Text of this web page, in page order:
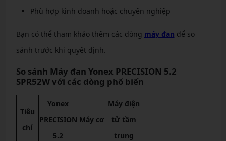
Phù hợp kinh doanh hoặc chuyên nghiệp
Bạn có thể tham khảo thêm các dòng máy đan để so
sánh trước khi quyết định.
So sánh Máy đan Yonex PRECISION 5.2
SPR52W với các dòng phổ biến
Tiêu
chí
Yonex
PRECISION
5.2
Máy cơ
Máy điện
tử tầm
trung